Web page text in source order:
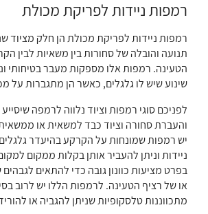
רמפות ניידות לפריקת מכולת
רמפות ניידות לפריקת מכולת הן חלק מציוד
תנועה והובלה של סחורות בין משאיות לבין
הטעינה. רמפות אלו מספקות מעבר בטיחותי
שינוע שיש לו גלגלים, כאשר הן מתגברות על
לפניכם סוגי רמפות וציוד נלווה לרמפה
והעברת סחורה וציוד כבד למשאית או
יש רמפות שמונחות על הקרקע בהיעדר
ניידות וניתן להעביר אותן בקלות ממקום
בפרט מציעות כוונון גובה כדי להתאים
או של רציף הטעינה. לרמפות הללו יש לרוב
מתכווננות טלסקופיות שניתן להגביה או